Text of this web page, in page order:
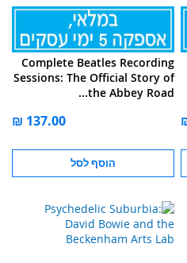
Complete Beatles Recording
Sessions: The Official Story of
the Abbey Road...
הוסף לסל